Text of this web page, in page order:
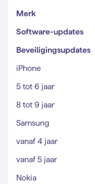
Merk
Software-updates
Beveiligingsupdates
iPhone
5 tot 6 jaar
8 tot 9 jaar
Samsung
vanaf 4 jaar
vanaf 5 jaar
Nokia